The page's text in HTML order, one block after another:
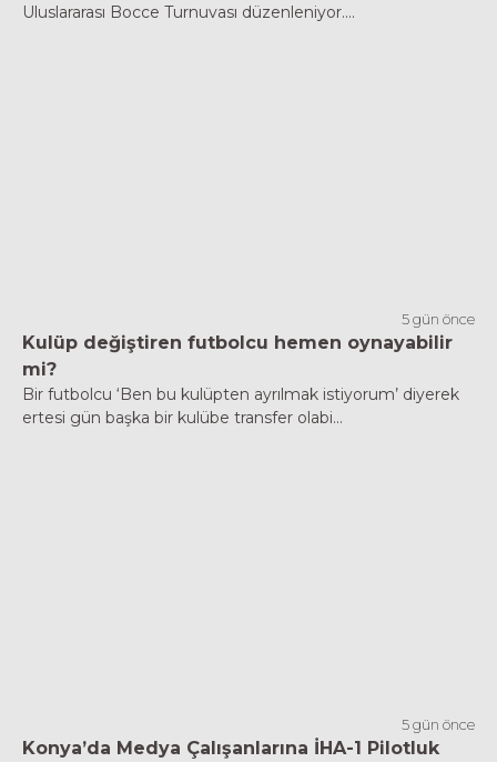
Uluslararası Bocce Turnuvası düzenleniyor....
5 gün önce
Kulüp değiştiren futbolcu hemen oynayabilir
mi?
Bir futbolcu ‘Ben bu kulüpten ayrılmak istiyorum’ diyerek
ertesi gün başka bir kulübe transfer olabi...
5 gün önce
Konya’da Medya Çalışanlarına İHA-1 Pilotluk